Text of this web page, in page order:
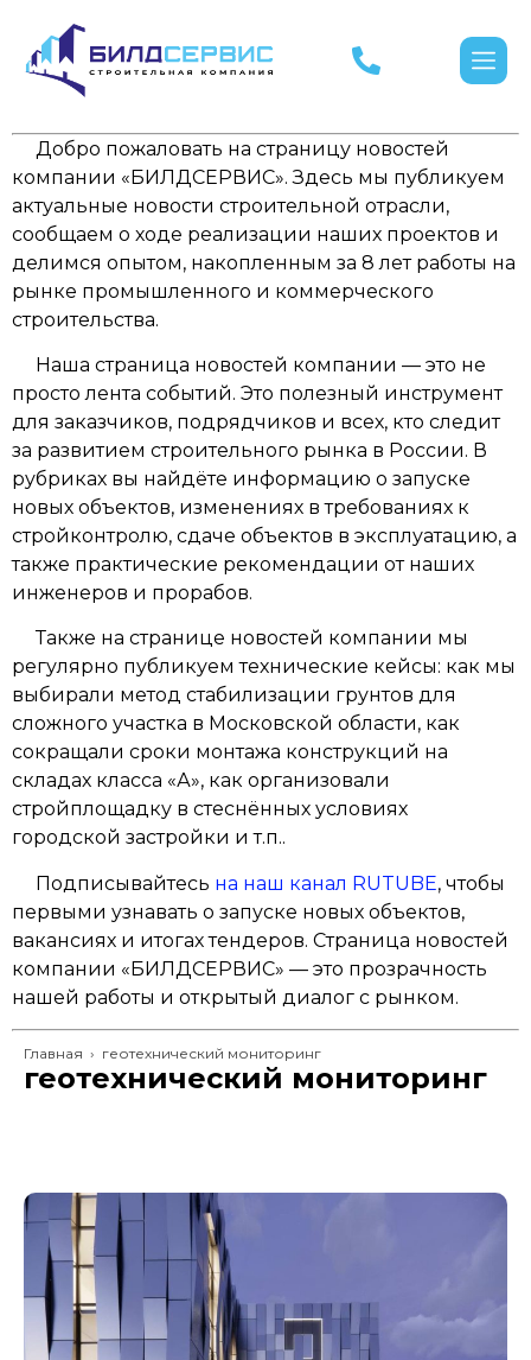
Добро пожаловать на страницу новостей
компании «БИЛДСЕРВИС». Здесь мы публикуем
актуальные новости строительной отрасли,
сообщаем о ходе реализации наших проектов и
делимся опытом, накопленным за 8 лет работы на
рынке промышленного и коммерческого
строительства.
Наша страница новостей компании — это не
просто лента событий. Это полезный инструмент
для заказчиков, подрядчиков и всех, кто следит
за развитием строительного рынка в России. В
рубриках вы найдёте информацию о запуске
новых объектов, изменениях в требованиях к
стройконтролю, сдаче объектов в эксплуатацию, а
также практические рекомендации от наших
инженеров и прорабов.
Также на странице новостей компании мы
регулярно публикуем технические кейсы: как мы
выбирали метод стабилизации грунтов для
сложного участка в Московской области, как
сокращали сроки монтажа конструкций на
складах класса «А», как организовали
стройплощадку в стеснённых условиях
городской застройки и т.п..
Подписывайтесь на наш канал RUTUBE, чтобы
первыми узнавать о запуске новых объектов,
вакансиях и итогах тендеров. Страница новостей
компании «БИЛДСЕРВИС» — это прозрачность
нашей работы и открытый диалог с рынком.
Главная › геотехнический мониторинг
геотехнический мониторинг